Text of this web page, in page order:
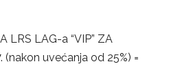
LRS LAG-a “VIP” ZA
(nakon uvećanja od 25%) =